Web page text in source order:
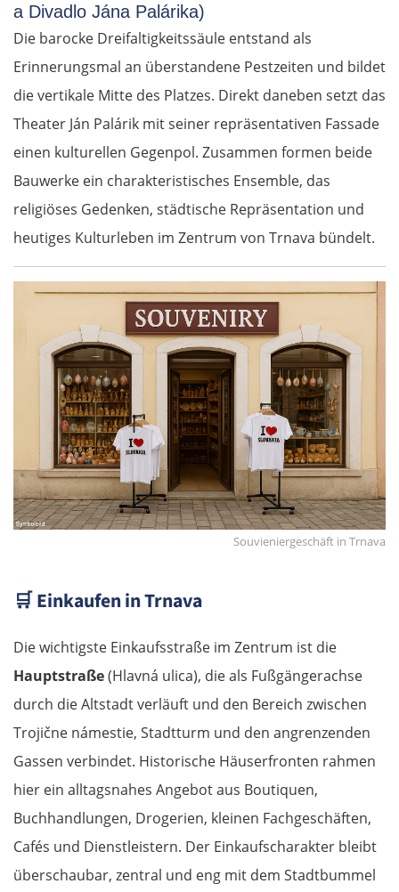
a Divadlo Jána Palárika)
Die barocke Dreifaltigkeitssäule entstand als
Erinnerungsmal an überstandene Pestzeiten und bildet
die vertikale Mitte des Platzes. Direkt daneben setzt das
Theater Ján Palárik mit seiner repräsentativen Fassade
einen kulturellen Gegenpol. Zusammen formen beide
Bauwerke ein charakteristisches Ensemble, das
religiöses Gedenken, städtische Repräsentation und
heutiges Kulturleben im Zentrum von Trnava bündelt.
Souvieniergeschäft in Trnava
🛒Einkaufen in Trnava
Die wichtigste Einkaufsstraße im Zentrum ist die
Hauptstraße(Hlavná ulica), die als Fußgängerachse
durch die Altstadt verläuft und den Bereich zwischen
Trojične námestie, Stadtturm und den angrenzenden
Gassen verbindet. Historische Häuserfronten rahmen
hier ein alltagsnahes Angebot aus Boutiquen,
Buchhandlungen, Drogerien, kleinen Fachgeschäften,
Cafés und Dienstleistern. Der Einkaufscharakter bleibt
überschaubar, zentral und eng mit dem Stadtbummel